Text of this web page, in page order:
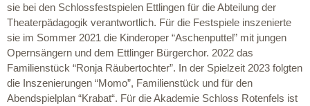
sie bei den Schlossfestspielen Ettlingen für die Abteilung der
Theaterpädagogik verantwortlich. Für die Festspiele inszenierte
sie im Sommer 2021 die Kinderoper “Aschenputtel” mit jungen
Opernsängern und dem Ettlinger Bürgerchor. 2022 das
Familienstück “Ronja Räubertochter”. In der Spielzeit 2023 folgten
die Inszenierungen “Momo”, Familienstück und für den
Abendspielplan “Krabat“. Für die Akademie Schloss Rotenfels ist